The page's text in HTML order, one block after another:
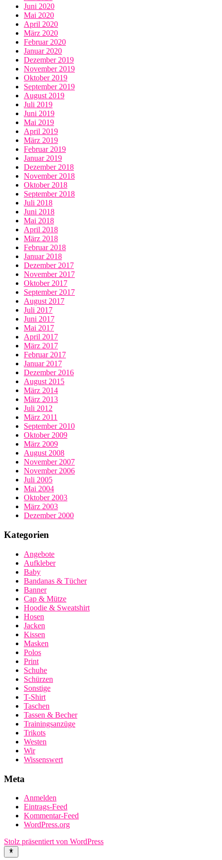
Juni 2020
Mai 2020
April 2020
März 2020
Februar 2020
Januar 2020
Dezember 2019
November 2019
Oktober 2019
September 2019
August 2019
Juli 2019
Juni 2019
Mai 2019
April 2019
März 2019
Februar 2019
Januar 2019
Dezember 2018
November 2018
Oktober 2018
September 2018
Juli 2018
Juni 2018
Mai 2018
April 2018
März 2018
Februar 2018
Januar 2018
Dezember 2017
November 2017
Oktober 2017
September 2017
August 2017
Juli 2017
Juni 2017
Mai 2017
April 2017
März 2017
Februar 2017
Januar 2017
Dezember 2016
August 2015
März 2014
März 2013
Juli 2012
März 2011
September 2010
Oktober 2009
März 2009
August 2008
November 2007
November 2006
Juli 2005
Mai 2004
Oktober 2003
März 2003
Dezember 2000
Kategorien
Angebote
Aufkleber
Baby
Bandanas & Tücher
Banner
Cap & Mütze
Hoodie & Sweatshirt
Hosen
Jacken
Kissen
Masken
Polos
Print
Schuhe
Schürzen
Sonstige
T-Shirt
Taschen
Tassen & Becher
Trainingsanzüge
Trikots
Westen
Wir
Wissenswert
Meta
Anmelden
Eintrags-Feed
Kommentar-Feed
WordPress.org
Stolz präsentiert von WordPress